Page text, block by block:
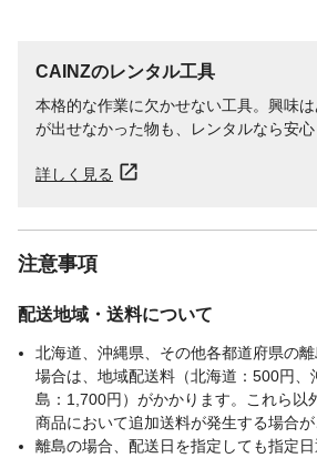
CAINZのレンタル工具
本格的な作業に欠かせない工具。興味
が出せなかった物も、レンタルなら安心
詳しく見る
注意事項
配送地域・送料について
北海道、沖縄県、その他各都道府県の
場合は、地域配送料（北海道：500円、
島：1,700円）がかかります。これら以
商品において追加送料が発生する場合が
離島の場合、配送日を指定しても指定